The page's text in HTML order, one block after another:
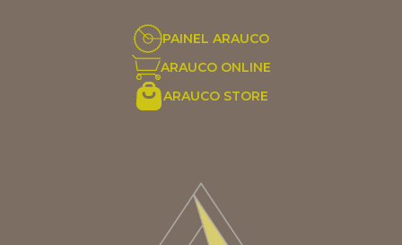
PAINEL ARAUCO
ARAUCO ONLINE
ARAUCO STORE